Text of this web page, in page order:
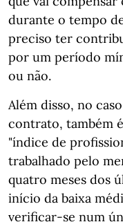
durante o tempo
preciso ter
por um período
ou não.
Além disso, no
contrato, também
"índice de
trabalhado pelo
quatro meses dos
início da baixa
verificar-se num